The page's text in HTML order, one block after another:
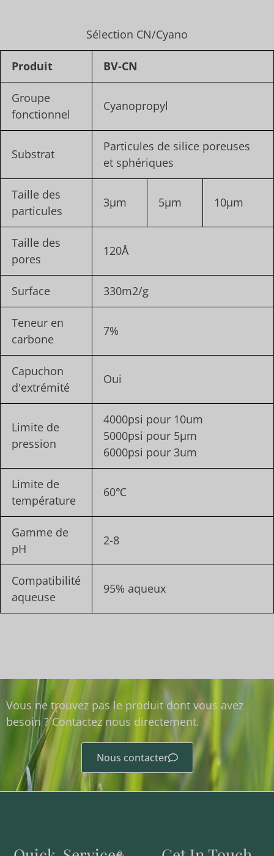
Sélection CN/Cyano
Produit BV-CN
Groupe
fonctionnel
Cyanopropyl
Substrat
Particules de silice poreuses
et sphériques
Taille des
particules
3μm 5μm 10μm
Taille des
pores
120Å
Surface 330m2/g
Teneur en
carbone
7%
Capuchon
d'extrémité
Oui
Limite de
pression
4000psi pour 10um
5000psi pour 5μm
6000psi pour 3um
Limite de
température
60℃
Gamme de
pH
2-8
Compatibilité
aqueuse
95% aqueux
Vous ne trouvez pas le produit dont vous avez
besoin ? Contactez nous directement.
Nous contacter